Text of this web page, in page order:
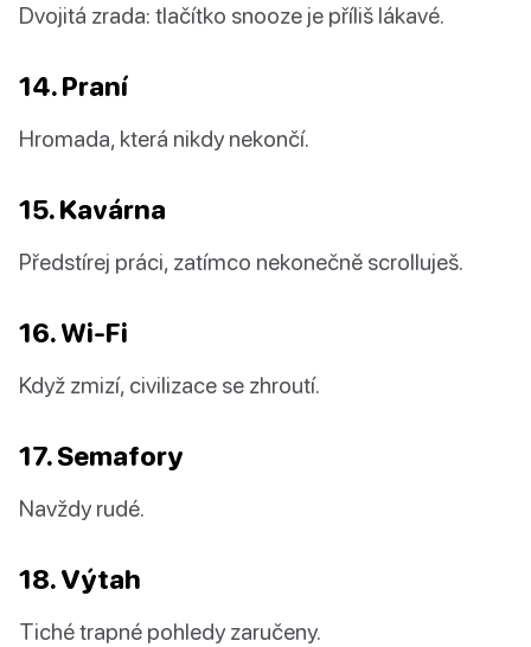
Dvojitá zrada: tlačítko snooze je příliš lákavé.
14. Praní
Hromada, která nikdy nekončí.
15. Kavárna
Předstírej práci, zatímco nekonečně scrolluješ.
16. Wi-Fi
Když zmizí, civilizace se zhroutí.
17. Semafory
Navždy rudé.
18. Výtah
Tiché trapné pohledy zaručeny.